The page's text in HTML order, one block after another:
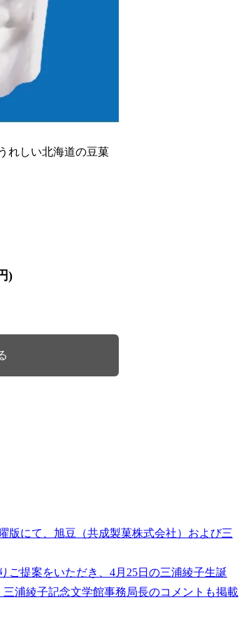
れしい北海道の豆菓
)
版にて、旭豆（共成製菓株式会社）および三
ご提案をいただき、4月25日の三浦綾子生誕
浦綾子記念文学館事務局長のコメントも掲載